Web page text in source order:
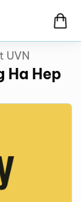
UVN
Ha Hep